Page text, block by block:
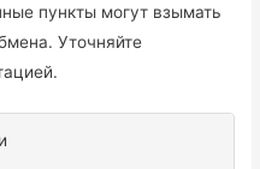
пункты могут взымать
Уточняйте